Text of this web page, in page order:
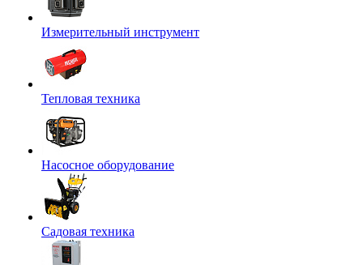
Измерительный инструмент
Тепловая техника
Насосное оборудование
Садовая техника